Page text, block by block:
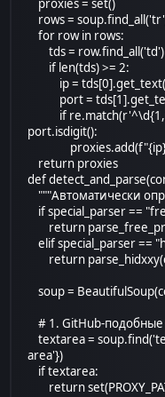
proxies = set()
rows =
for row in rows:
tds = row.find_all('td')
if len(tds) >= 2:
ip =
port =
if
port.isdigit():
return proxies
def
"""Автоматически
if special_parser ==
return
elif special_parser ==
return
soup =
# 1. GitHub-
textarea =
area'})
if textarea:
return